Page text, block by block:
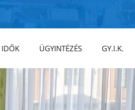
IDŐK ÜGYINTÉZÉS GY.I.K.